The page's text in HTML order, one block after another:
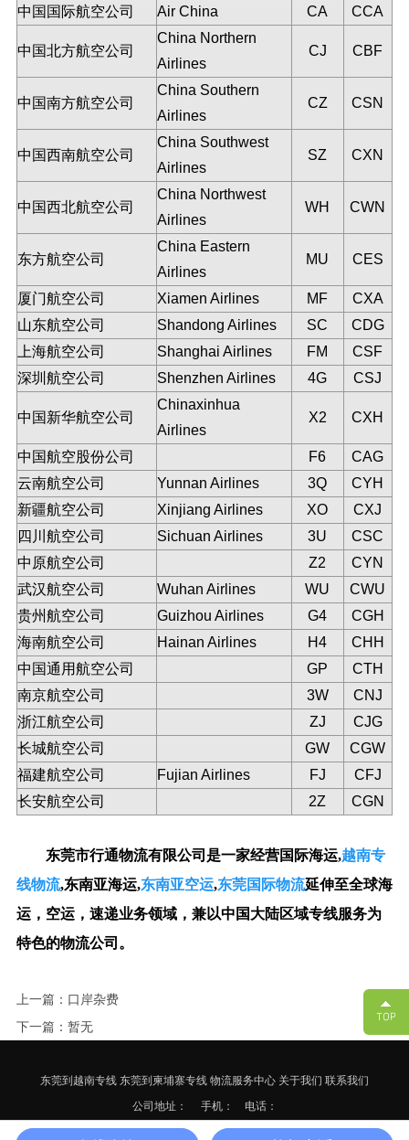
中国国际航空公司
Air China CA CCA
中国北方航空公司
China Northern
Airlines
CJ CBF
中国南方航空公司
China Southern
Airlines
CZ CSN
中国西南航空公司
China Southwest
Airlines
SZ CXN
中国西北航空公司
China Northwest
Airlines
WH CWN
东方航空公司
China Eastern
Airlines
MU CES
厦门航空公司 Xiamen Airlines MF
CXA
山东航空公司
Shandong Airlines SC
CDG
上海航空公司
Shanghai Airlines FM
CSF
深圳航空公司
Shenzhen Airlines 4G CSJ
中国新华航空公司
Chinaxinhua
Airlines
X2 CXH
中国航空股份公司 F6
CAG
云南航空公司
Yunnan Airlines 3Q
CYH
新疆航空公司
Xinjiang Airlines XO
CXJ
四川航空公司
Sichuan Airlines 3U
CSC
中原航空公司
Z2
CYN
武汉航空公司
Wuhan Airlines WU
CWU
贵州航空公司
Guizhou Airlines G4
CGH
海南航空公司
Hainan Airlines H4
CHH
中国通用航空公司
GP
CTH
南京航空公司
3W
CNJ
浙江航空公司
ZJ
CJG
长城航空公司
GW
CGW
福建航空公司
Fujian Airlines FJ
CFJ
长安航空公司
2Z CGN
东莞市行通物流有限公司 是一家经营国际海运,越南专
线物流,东南亚海运,东南亚空运,东莞国际物流延伸至全球海
运，空运，速递业务领域，兼以中国大陆区域专线服务为
特色的物流公司。
上一篇：口岸杂费
下一篇：暂无
东莞到越南专线 东莞到柬埔寨专线 物流服务中心 关于我们 联系我们
公司地址： 手机： 电话：
备案号：粤ICP备17125652号-3 网站地图XML